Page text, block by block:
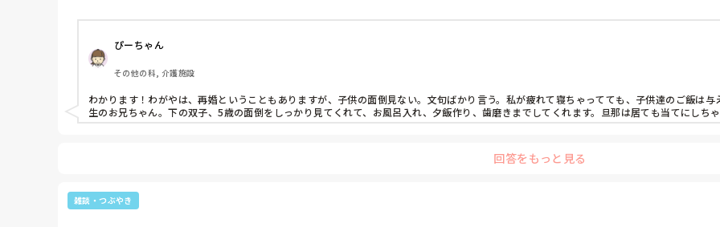
ぴーちゃん
その他の科, 介護施設
わかります！わがやは、再婚ということもありますが、子供の面倒見ない。文句ばかり言う。私が疲れて寝ちゃってても、子供達のご飯は
生のお兄ちゃん。下の双子、5歳の面倒をしっかり見てくれて、お風呂入れ、夕飯作り、歯磨きまでしてくれます。旦那は居ても当てにしち
回答をもっと見る
雑談・つぶやき